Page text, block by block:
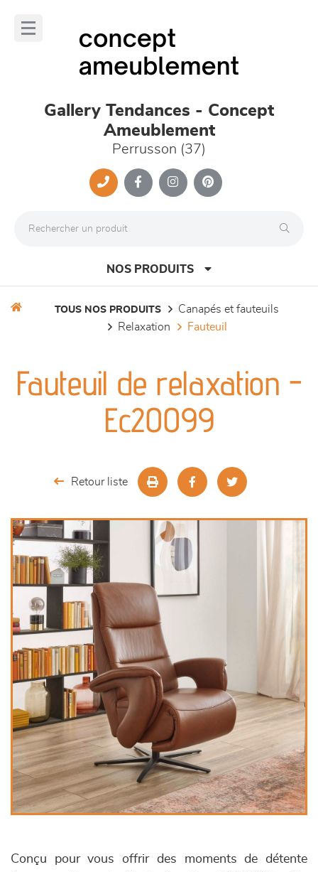
Gallery Tendances - Concept
Ameublement
Perrusson (37)
NOS PRODUITS
séjours
meubles de complément
décoration
TOUS NOS PRODUITS
canapés et fauteuils
relaxation
fauteuil
Fauteuil de relaxation -
Ec20099
Retour liste
Conçu pour vous offrir des moments de détente